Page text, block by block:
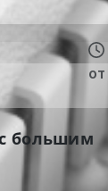
от
большим